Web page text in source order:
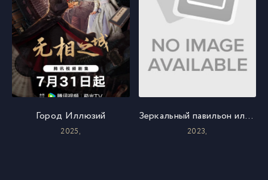
Город Иллюзий
2025,
Зеркальный павильон иллюзий
2023,